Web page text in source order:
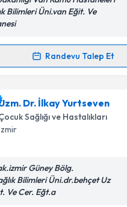
verilerimin işlenmesine ilişkin
Bilimleri Üni.van Eğit. Ve
Randevu Talep Et
Takvimi Talebi
Akkoçiçin randevu takvimi
Size bu uzmandan randevu
hazırlandığında e-posta ile
Dr. İlkay Yurtseven
Sağlığı ve Hastalıkları
Güney Bölg.
Bilimleri Üni.dr.behçet Uz
Ve Cer. Eğt.a